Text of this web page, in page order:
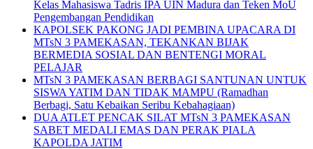
Kelas Mahasiswa Tadris IPA UIN Madura dan Teken MoU
Pengembangan Pendidikan
KAPOLSEK PAKONG JADI PEMBINA UPACARA DI
MTsN 3 PAMEKASAN, TEKANKAN BIJAK
BERMEDIA SOSIAL DAN BENTENGI MORAL
PELAJAR
MTsN 3 PAMEKASAN BERBAGI SANTUNAN UNTUK
SISWA YATIM DAN TIDAK MAMPU (Ramadhan
Berbagi, Satu Kebaikan Seribu Kebahagiaan)
DUA ATLET PENCAK SILAT MTsN 3 PAMEKASAN
SABET MEDALI EMAS DAN PERAK PIALA
KAPOLDA JATIM